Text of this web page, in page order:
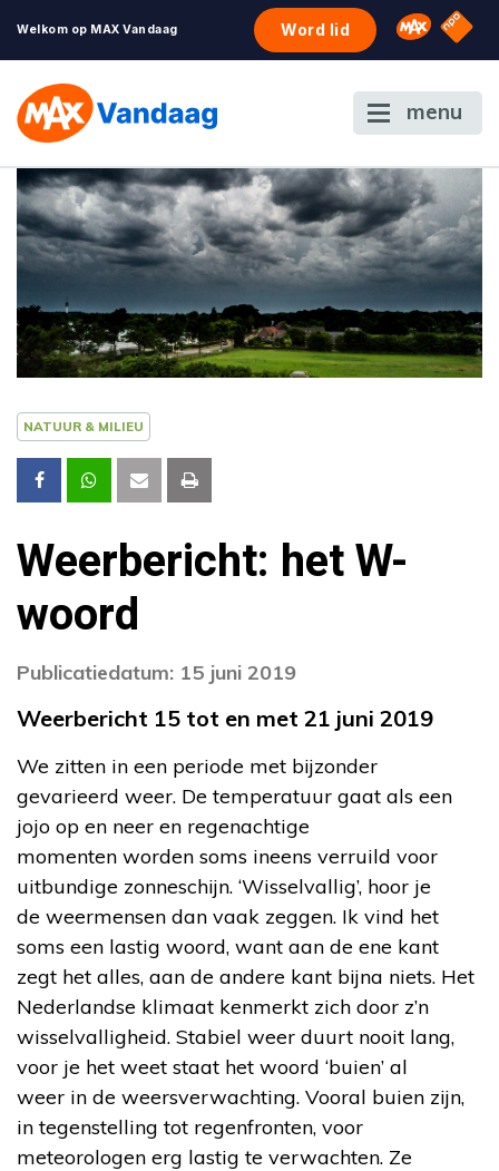
Welkom op MAX Vandaag Word lid Omroep
NPO
menu
NATUUR & MILIEU
Weerbericht: het W-
woord
Publicatiedatum: 15 juni 2019
Weerbericht 15 tot en met 21 juni 2019
We zitten in een periode met bijzonder
gevarieerd weer. De temperatuur gaat als een
jojo op en neer en regenachtige
momenten worden soms ineens verruild voor
uitbundige zonneschijn. ‘Wisselvallig’, hoor je
de weermensen dan vaak zeggen. Ik vind het
soms een lastig woord, want aan de ene kant
zegt het alles, aan de andere kant bijna niets. Het
Nederlandse klimaat kenmerkt zich door z’n
wisselvalligheid. Stabiel weer duurt nooit lang,
voor je het weet staat het woord ‘buien’ al
weer in de weersverwachting. Vooral buien zijn,
in tegenstelling tot regenfronten, voor
meteorologen erg lastig te verwachten. Ze